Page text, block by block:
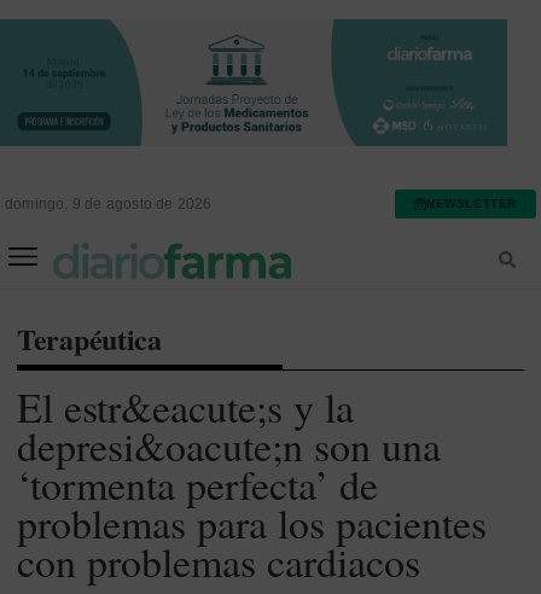
domingo, 9 de agosto de 2026 NEWSLETTER
Terapéutica
El estr&eacute;s y la
depresi&oacute;n son una
‘tormenta perfecta’ de
problemas para los pacientes
con problemas cardiacos